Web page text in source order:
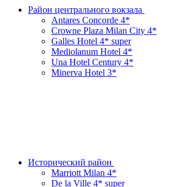
Район центрального вокзала
Antares Concorde 4*
Crowne Plaza Milan City 4*
Galles Hotel 4* super
Mediolanum Hotel 4*
Una Hotel Century 4*
Minerva Hotel 3*
Исторический район
Marriott Milan 4*
De la Ville 4* super